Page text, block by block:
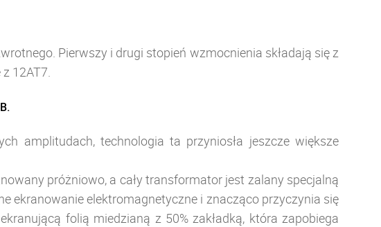
Pierwszy i drugi stopień wzmocnienia składają się z
12AT7.
amplitudach, technologia ta przyniosła jeszcze większe
próżniowo, a cały transformator jest zalany specjalną
ekranowanie elektromagnetyczne i znacząco przyczynia się
folią miedzianą z 50% zakładką, która zapobiega